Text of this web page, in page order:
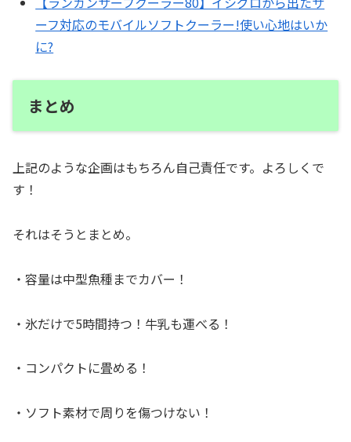
ーフ対応のモバイルソフトクーラー!使い心地はいか
に?
まとめ
上記のような企画はもちろん自己責任です。よろしくで
す！
それはそうとまとめ。
・容量は中型魚種までカバー！
・氷だけで5時間持つ！牛乳も運べる！
・コンパクトに畳める！
・ソフト素材で周りを傷つけない！